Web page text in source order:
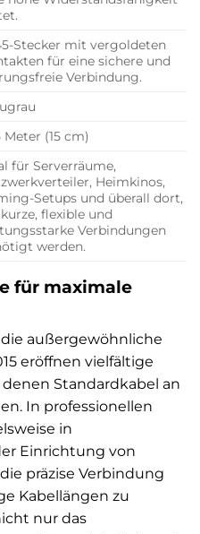
Stecker mit vergoldeten
für eine sichere und
Verbindung.
Meter (15 cm)
für Serverräume,
Heimkinos,
Setups und überall dort,
flexible und
Verbindungen
werden.
für maximale
außergewöhnliche
eröffnen vielfältige
Standardkabel an
In professionellen
in
Einrichtung von
präzise Verbindung
Kabellängen zu
nur das